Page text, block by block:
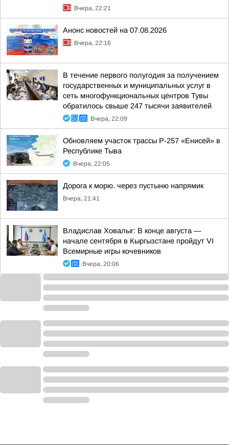
Вчера, 22:21
Анонс новостей на 07.08.2026
Вчера, 22:16
В течение первого полугодия за получением
государственных и муниципальных услуг в
сеть многофункциональных центров Тувы
обратилось свыше 247 тысячи заявителей
Вчера, 22:09
Обновляем участок трассы Р-257 «Енисей» в
Республике Тыва
Вчера, 22:05
Дорога к морю. через пустыню напрямик
Вчера, 21:41
Владислав Ховалыг: В конце августа —
начале сентября в Кыргызстане пройдут VI
Всемирные игры кочевников
Вчера, 20:06